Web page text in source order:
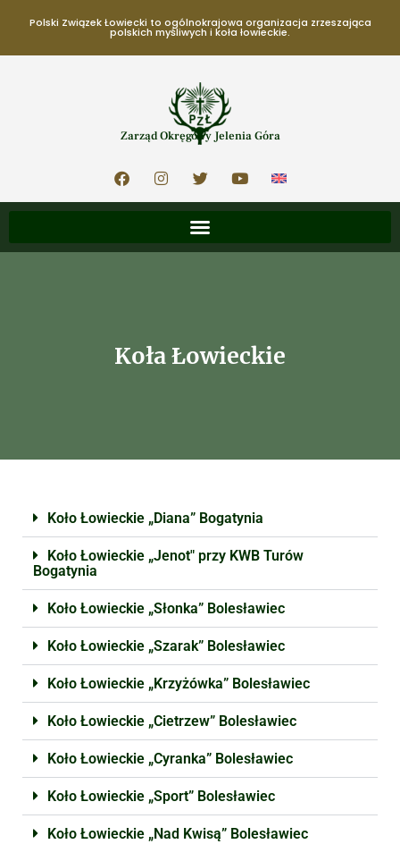
Polski Związek Łowiecki to ogólnokrajowa organizacja zrzeszająca
polskich myśliwych i koła łowieckie.
Zarząd Okręgowy Jelenia Góra
Koła Łowieckie
Koło Łowieckie „Diana” Bogatynia
Koło Łowieckie „Jenot" przy KWB Turów
Bogatynia
Koło Łowieckie „Słonka” Bolesławiec
Koło Łowieckie „Szarak” Bolesławiec
Koło Łowieckie „Krzyżówka” Bolesławiec
Koło Łowieckie „Cietrzew” Bolesławiec
Koło Łowieckie „Cyranka” Bolesławiec
Koło Łowieckie „Sport” Bolesławiec
Koło Łowieckie „Nad Kwisą” Bolesławiec